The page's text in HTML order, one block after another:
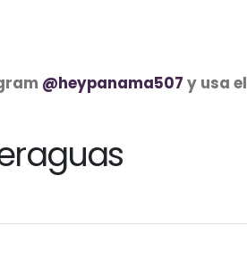
@heypanama507 ​ y usa el